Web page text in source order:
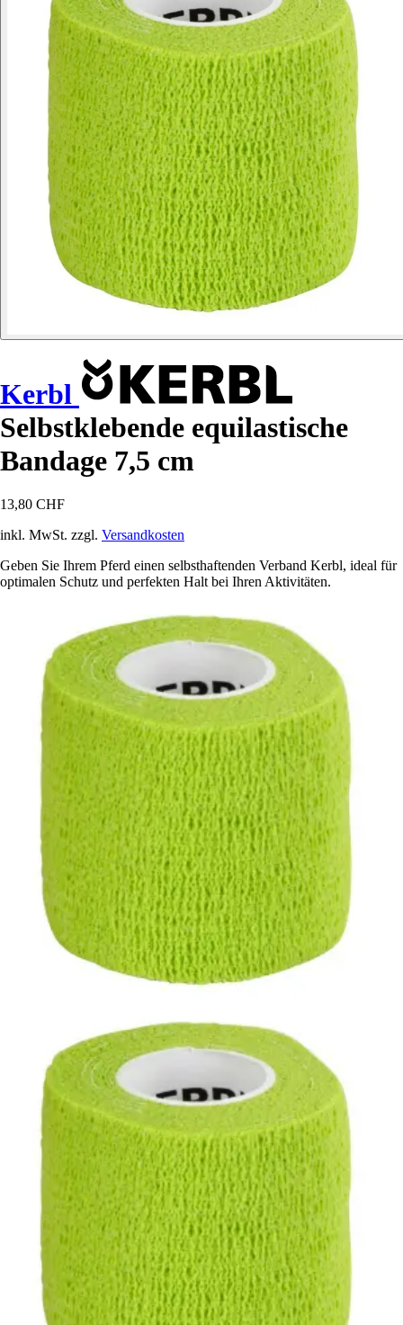
Kerbl
Selbstklebende equilastische
Bandage 7,5 cm
13,80 CHF
inkl. MwSt. zzgl. Versandkosten
Geben Sie Ihrem Pferd einen selbsthaftenden Verband Kerbl, ideal für
optimalen Schutz und perfekten Halt bei Ihren Aktivitäten.